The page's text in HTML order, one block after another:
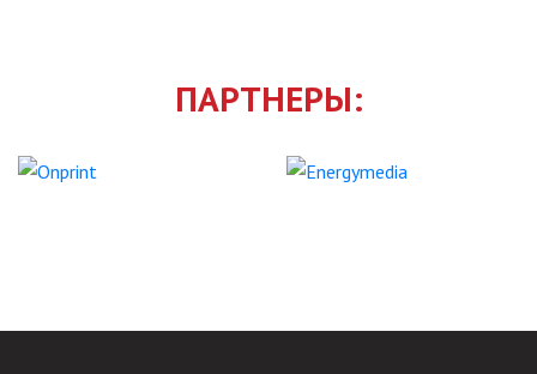
ПАРТНЕРЫ: